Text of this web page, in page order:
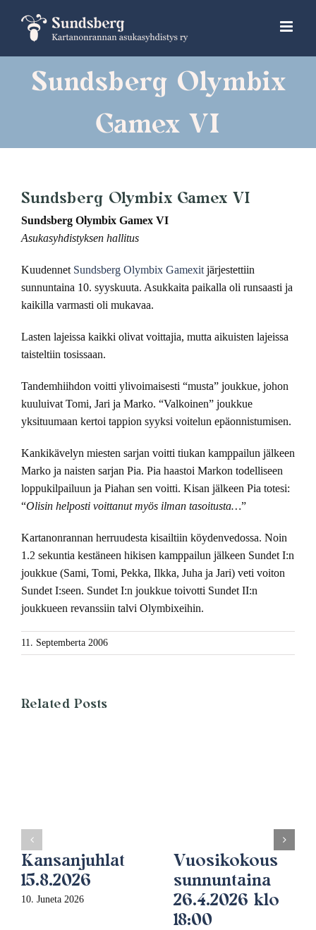
content
Sundsberg Olymbix
Gamex VI
Sundsberg Olymbix Gamex VI
Sundsberg Olymbix Gamex VI
Asukasyhdistyksen hallitus
Kuudennet Sundsberg Olymbix Gamexit järjestettiin
sunnuntaina 10. syyskuuta. Asukkaita paikalla oli runsaasti ja
kaikilla varmasti oli mukavaa.
Lasten lajeissa kaikki olivat voittajia, mutta aikuisten lajeissa
taisteltiin tosissaan.
Tandemhiihdon voitti ylivoimaisesti “musta” joukkue, johon
kuuluivat Tomi, Jari ja Marko. “Valkoinen” joukkue
yksituumaan kertoi tappion syyksi voitelun epäonnistumisen.
Kankikävelyn miesten sarjan voitti tiukan kamppailun jälkeen
Marko ja naisten sarjan Pia. Pia haastoi Markon todelliseen
loppukilpailuun ja Piahan sen voitti. Kisan jälkeen Pia totesi:
“Olisin helposti voittanut myös ilman tasoitusta…”
Kartanonrannan herruudesta kisailtiin köydenvedossa. Noin
1.2 sekuntia kestäneen hikisen kamppailun jälkeen Sundet I:n
joukkue (Sami, Tomi, Pekka, Ilkka, Juha ja Jari) veti voiton
Sundet I:seen. Sundet I:n joukkue toivotti Sundet II:n
joukkueen revanssiin talvi Olymbixeihin.
11. Septemberta 2006
Related Posts
Kansanjuhlat
15.8.2026
10. Juneta 2026
Vuosikokous
sunnuntaina
26.4.2026 klo
18:00